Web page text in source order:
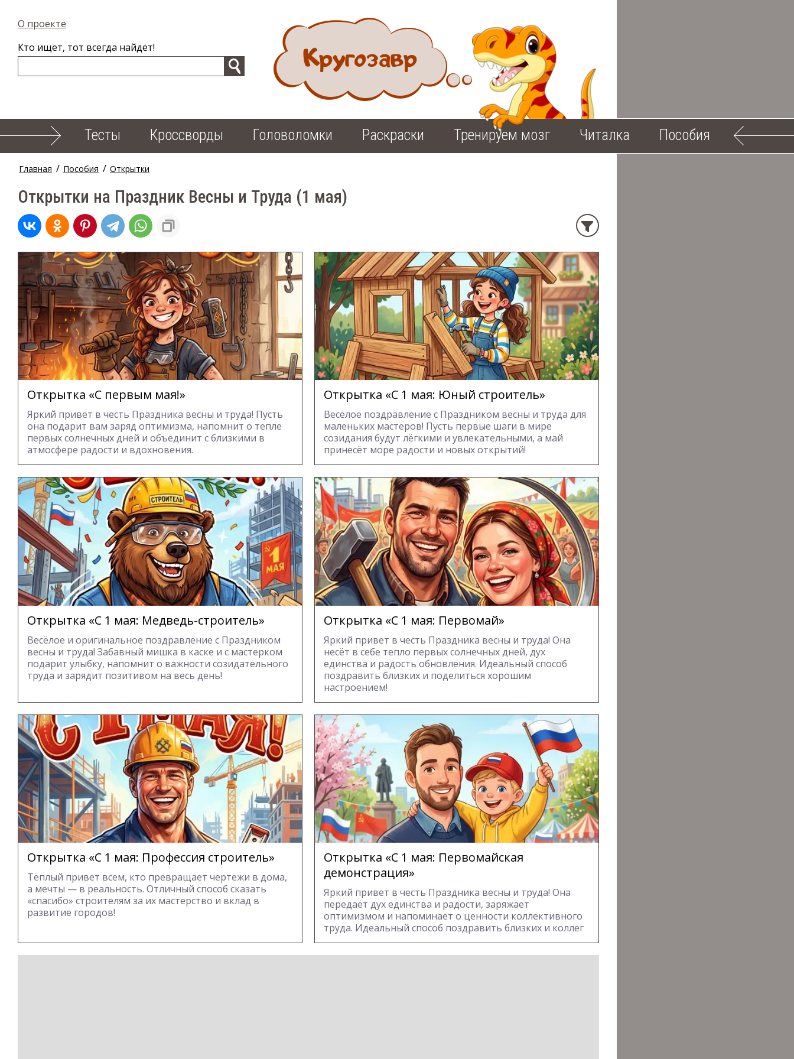
О проекте
Кто ищет, тот всегда найдёт!
Тесты Кроссворды Головоломки Раскраски Тренируем мозг Читалка Пособия
Главная / Пособия / Открытки
Открытки на Праздник Весны и Труда (1 мая)
Открытка «С первым мая!»
Яркий привет в честь Праздника весны и труда! Пусть
она подарит вам заряд оптимизма, напомнит о тепле
первых солнечных дней и объединит с близкими в
атмосфере радости и вдохновения.
Открытка «С 1 мая: Юный строитель»
Весёлое поздравление с Праздником весны и труда для
маленьких мастеров! Пусть первые шаги в мире
созидания будут лёгкими и увлекательными, а май
принесёт море радости и новых открытий!
Открытка «С 1 мая: Медведь-строитель»
Весёлое и оригинальное поздравление с Праздником
весны и труда! Забавный мишка в каске и с мастерком
подарит улыбку, напомнит о важности созидательного
труда и зарядит позитивом на весь день!
Открытка «С 1 мая: Первомай»
Яркий привет в честь Праздника весны и труда! Она
несёт в себе тепло первых солнечных дней, дух
единства и радость обновления. Идеальный способ
поздравить близких и поделиться хорошим
настроением!
Открытка «С 1 мая: Профессия строитель»
Тёплый привет всем, кто превращает чертежи в дома,
а мечты — в реальность. Отличный способ сказать
«спасибо» строителям за их мастерство и вклад в
развитие городов!
Открытка «С 1 мая: Первомайская
демонстрация»
Яркий привет в честь Праздника весны и труда! Она
передаёт дух единства и радости, заряжает
оптимизмом и напоминает о ценности коллективного
труда. Идеальный способ поздравить близких и коллег